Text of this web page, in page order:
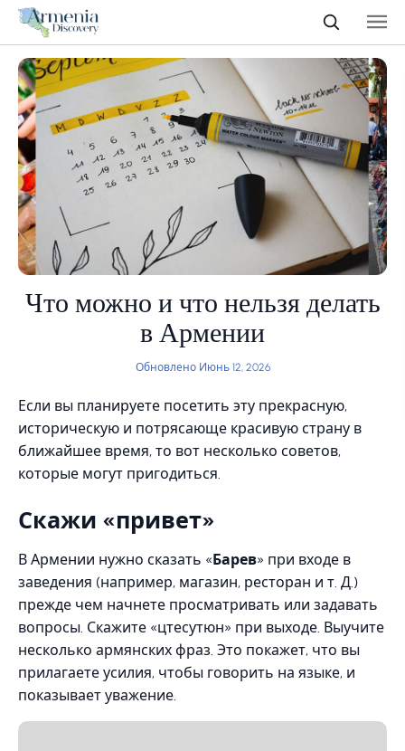
Что можно и что нельзя делать
в Армении
Обновлено Июнь 12, 2026
Если вы планируете посетить эту прекрасную,
историческую и потрясающе красивую страну в
ближайшее время, то вот несколько советов,
которые могут пригодиться.
Скажи «привет»
В Армении нужно сказать «Барев» при входе в
заведения (например, магазин, ресторан и т. Д.)
прежде чем начнете просматривать или задавать
вопросы. Скажите «цтесутюн» при выходе. Выучите
несколько армянских фраз. Это покажет, что вы
прилагаете усилия, чтобы говорить на языке, и
показывает уважение.